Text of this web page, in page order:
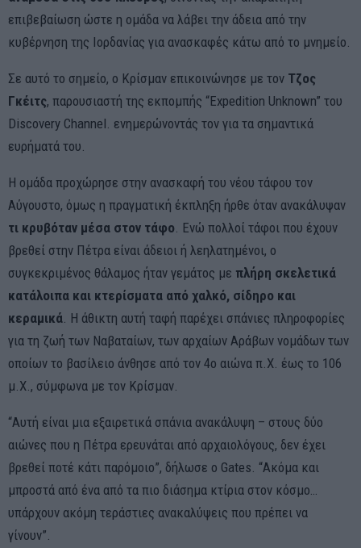
επιβεβαίωση ώστε η ομάδα να λάβει την άδεια από την
κυβέρνηση της Ιορδανίας για ανασκαφές κάτω από το μνημείο.
Σε αυτό το σημείο, ο Κρίσμαν επικοινώνησε με τον Τζος
Γκέιτς, παρουσιαστή της εκπομπής “Expedition Unknown” του
Discovery Channel. ενημερώνοντάς τον για τα σημαντικά
ευρήματά του.
Η ομάδα προχώρησε στην ανασκαφή του νέου τάφου τον
Αύγουστο, όμως η πραγματική έκπληξη ήρθε όταν ανακάλυψαν
τι κρυβόταν μέσα στον τάφο. Ενώ πολλοί τάφοι που έχουν
βρεθεί στην Πέτρα είναι άδειοι ή λεηλατημένοι, ο
συγκεκριμένος θάλαμος ήταν γεμάτος με πλήρη σκελετικά
κατάλοιπα και κτερίσματα από χαλκό, σίδηρο και
κεραμικά. Η άθικτη αυτή ταφή παρέχει σπάνιες πληροφορίες
για τη ζωή των Ναβαταίων, των αρχαίων Αράβων νομάδων των
οποίων το βασίλειο άνθησε από τον 4ο αιώνα π.Χ. έως το 106
μ.Χ., σύμφωνα με τον Κρίσμαν.
“Αυτή είναι μια εξαιρετικά σπάνια ανακάλυψη – στους δύο
αιώνες που η Πέτρα ερευνάται από αρχαιολόγους, δεν έχει
βρεθεί ποτέ κάτι παρόμοιο”, δήλωσε ο Gates. “Ακόμα και
μπροστά από ένα από τα πιο διάσημα κτίρια στον κόσμο…
υπάρχουν ακόμη τεράστιες ανακαλύψεις που πρέπει να
γίνουν”.